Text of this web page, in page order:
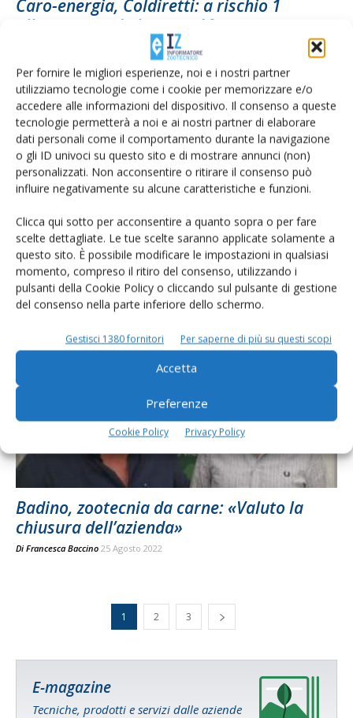
Per fornire le migliori esperienze, noi e i nostri partner
utilizziamo tecnologie come i cookie per memorizzare e/o
accedere alle informazioni del dispositivo. Il consenso a queste
tecnologie permetterà a noi e ai nostri partner di elaborare
dati personali come il comportamento durante la navigazione
o gli ID univoci su questo sito e di mostrare annunci (non)
personalizzati. Non acconsentire o ritirare il consenso può
influire negativamente su alcune caratteristiche e funzioni.
Clicca qui sotto per acconsentire a quanto sopra o per fare
scelte dettagliate. Le tue scelte saranno applicate solamente a
questo sito. È possibile modificare le impostazioni in qualsiasi
momento, compreso il ritiro del consenso, utilizzando i
pulsanti della Cookie Policy o cliccando sul pulsante di gestione
del consenso nella parte inferiore dello schermo.
Gestisci 1380 fornitori Per saperne di più su questi scopi
Accetta
Preferenze
Cookie Policy Privacy Policy
Caro-energia, Coldiretti: a rischio 1
allevamento da latte su 10
1 Settembre 2022
Granarolo e Lactalis lanciano un sos al
Governo per la...
Di Francesca Baccino 1 Settembre 2022
Badino, zootecnia da carne: «Valuto la
chiusura dell’azienda»
Di Francesca Baccino 25 Agosto 2022
1 2 3
E-magazine
Tecniche, prodotti e servizi dalle aziende